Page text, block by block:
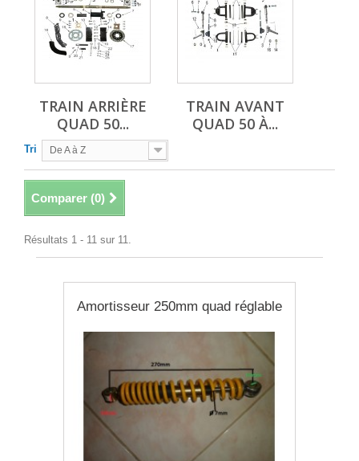
TRAIN ARRIÈRE
QUAD 50...
TRAIN AVANT
QUAD 50 À...
Tri De A à Z
Comparer (0)
Résultats 1 - 11 sur 11.
Amortisseur 250mm quad réglable